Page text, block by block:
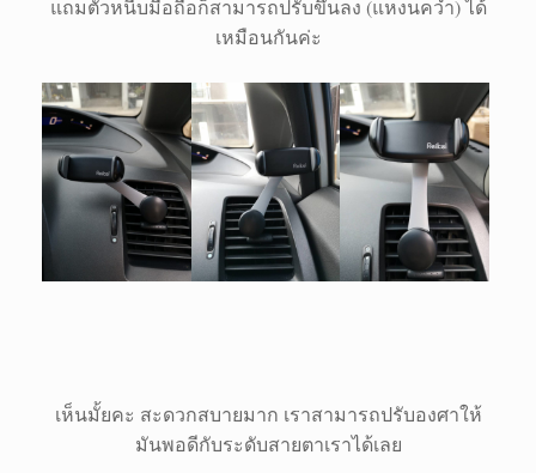
แถมตัวหนีบมือถือก็สามารถปรับขึ้นลง (แหงนคว่ำ) ได้
เหมือนกันค่ะ
เห็นมั้ยคะ สะดวกสบายมาก เราสามารถปรับองศาให้
มันพอดีกับระดับสายตาเราได้เลย